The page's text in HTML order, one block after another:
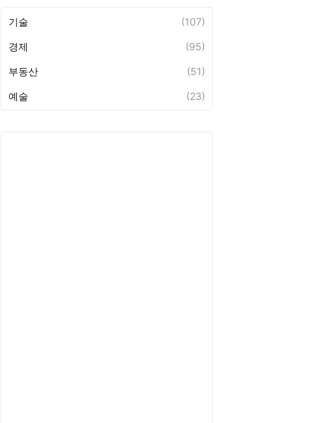
기술 (107)
경제 (95)
부동산 (51)
예술 (23)